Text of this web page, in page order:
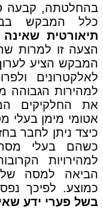
בהחלטתה, קבעה
כלל המבקש
תיאורטית שאינה
הצעה זו למרות
המבקש הציע
לאלקטרונים
למהירות הגבוהה
את החלקיקים
אטומי מימן בעלי
כיצד ניתן לחבר
כשהם בעלי
למהירויות
הביאה למסה
כמוצע. לפיכך
בשל פערי ידע